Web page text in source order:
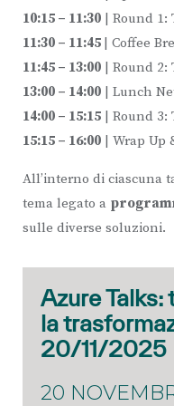
10:15 – 11:30 | Round 1:
11:30 – 11:45 | Coffee
11:45 – 13:00 | Round 2:
13:00 – 14:00 | Lunch
14:00 – 15:15 | Round 3:
15:15 – 16:00 | Wrap Up
All’interno di ciascuna
tema legato a
sulle diverse soluzioni.
Azure
la
20/11/2025
20